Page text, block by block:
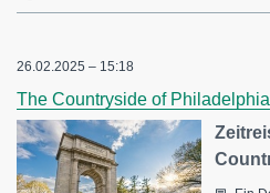
26.02.2025 – 15:18
The Countryside of Philadelphia